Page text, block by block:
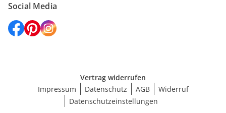
Social Media
Vertrag widerrufen
Impressum
Datenschutz AGB
Widerruf
Datenschutzeinstellungen